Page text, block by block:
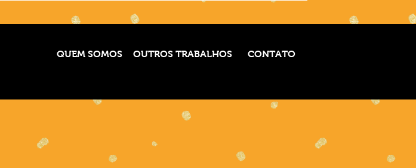
QUEM SOMOS OUTROS TRABALHOS CONTATO